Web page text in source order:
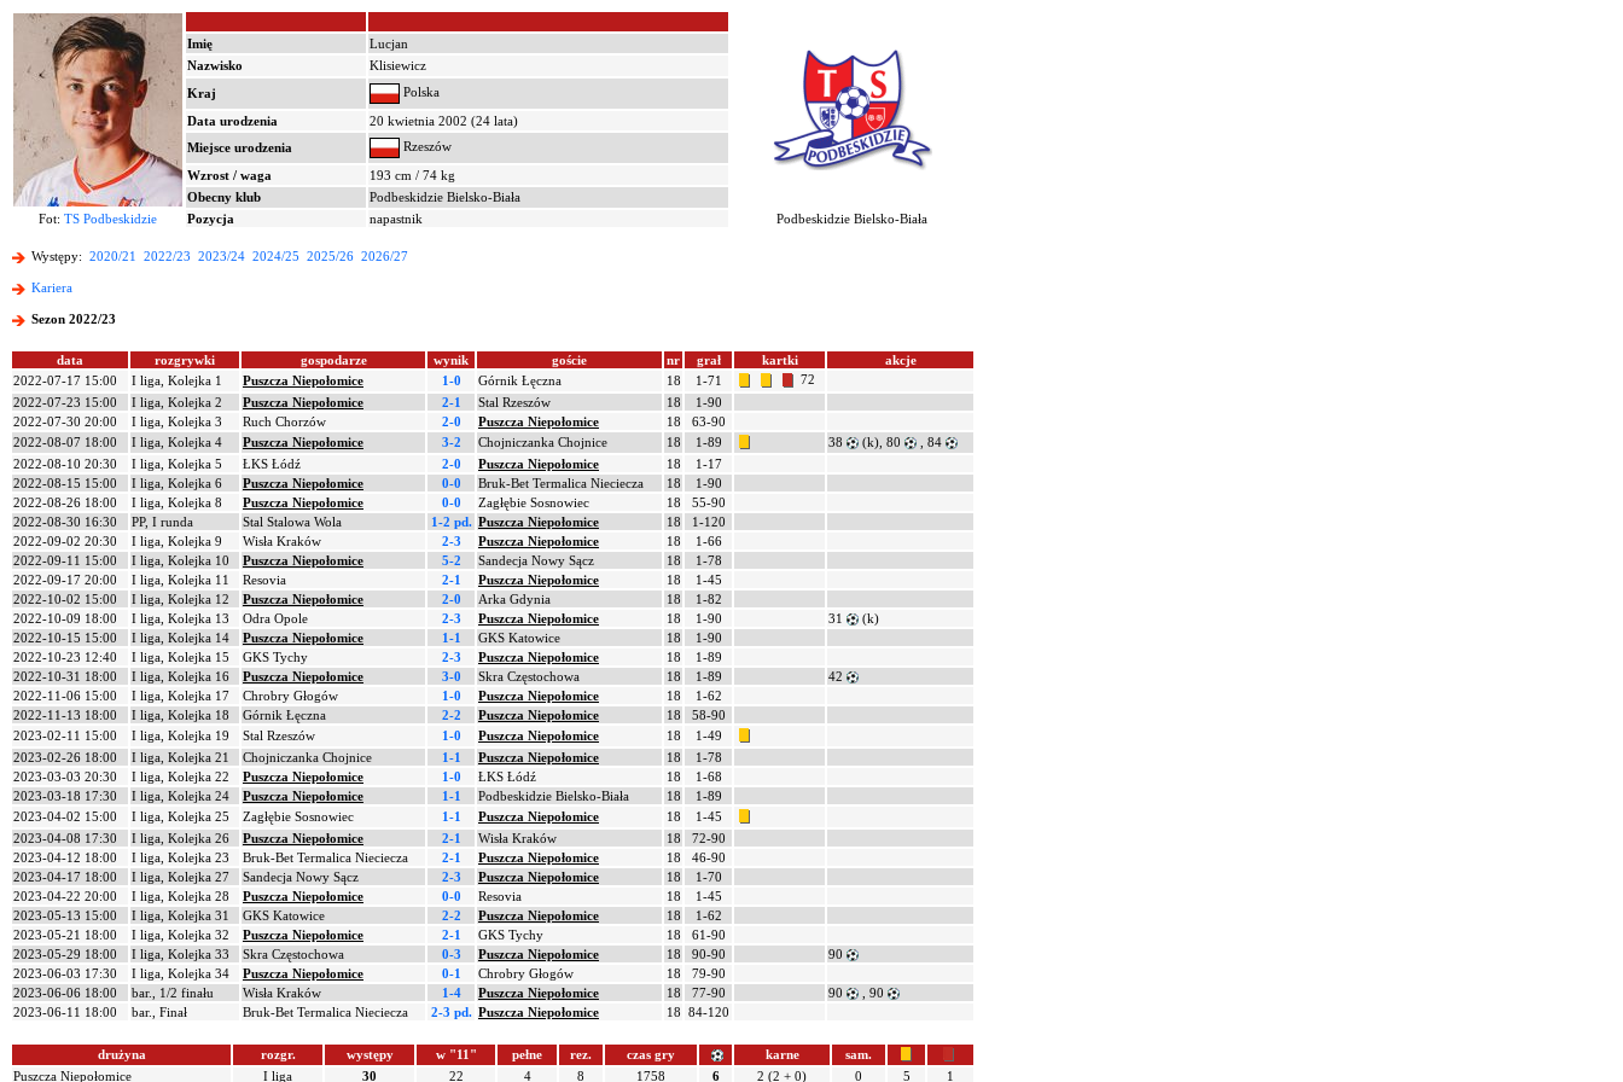
Imię
Lucjan
Nazwisko
Klisiewicz
Kraj
Polska
Data urodzenia
20 kwietnia 2002 (24 lata)
Miejsce urodzenia
Rzeszów
Wzrost / waga
193 cm / 74 kg
Obecny klub
Podbeskidzie Bielsko-Biała
Fot: TS Podbeskidzie Pozycja napastnik Podbeskidzie Bielsko-Biała
Występy: 2020/21 2022/23 2023/24 2024/25 2025/26 2026/27
Kariera
Sezon 2022/23
data rozgrywki gospodarze wynik goście nr grał kartki
akcje
2022-07-17 15:00
I liga, Kolejka 1 Puszcza Niepołomice 1-0 Górnik Łęczna 18 1-71
72
2022-07-23 15:00
I liga, Kolejka 2 Puszcza Niepołomice 2-1 Stal Rzeszów 18
1-90
2022-07-30 20:00
I liga, Kolejka 3 Ruch Chorzów 2-0 Puszcza Niepołomice 18
63-90
2022-08-07 18:00
I liga, Kolejka 4 Puszcza Niepołomice 3-2 Chojniczanka Chojnice 18 1-89 38 (k), 80
, 84
2022-08-10 20:30
I liga, Kolejka 5 ŁKS Łódź 2-0 Puszcza Niepołomice 18
1-17
2022-08-15 15:00
I liga, Kolejka 6 Puszcza Niepołomice 0-0 Bruk-Bet Termalica Nieciecza 18
1-90
2022-08-26 18:00
I liga, Kolejka 8 Puszcza Niepołomice 0-0 Zagłębie Sosnowiec 18
55-90
2022-08-30 16:30
PP, I runda Stal Stalowa Wola 1-2 pd. Puszcza Niepołomice 18
1-120
2022-09-02 20:30
I liga, Kolejka 9 Wisła Kraków 2-3 Puszcza Niepołomice 18
1-66
2022-09-11 15:00
I liga, Kolejka 10 Puszcza Niepołomice 5-2 Sandecja Nowy Sącz 18
1-78
2022-09-17 20:00
I liga, Kolejka 11 Resovia 2-1 Puszcza Niepołomice 18
1-45
2022-10-02 15:00
I liga, Kolejka 12 Puszcza Niepołomice 2-0 Arka Gdynia 18
1-82
2022-10-09 18:00
I liga, Kolejka 13 Odra Opole 2-3 Puszcza Niepołomice 18 1-90 31
(k)
2022-10-15 15:00
I liga, Kolejka 14 Puszcza Niepołomice 1-1 GKS Katowice 18
1-90
2022-10-23 12:40
I liga, Kolejka 15 GKS Tychy 2-3 Puszcza Niepołomice 18
1-89
2022-10-31 18:00
I liga, Kolejka 16 Puszcza Niepołomice 3-0 Skra Częstochowa 18 1-89
42
2022-11-06 15:00
I liga, Kolejka 17 Chrobry Głogów 1-0 Puszcza Niepołomice 18
1-62
2022-11-13 18:00
I liga, Kolejka 18 Górnik Łęczna 2-2 Puszcza Niepołomice 18
58-90
2023-02-11 15:00
I liga, Kolejka 19 Stal Rzeszów 1-0 Puszcza Niepołomice 18
1-49
2023-02-26 18:00
I liga, Kolejka 21 Chojniczanka Chojnice 1-1 Puszcza Niepołomice 18
1-78
2023-03-03 20:30
I liga, Kolejka 22 Puszcza Niepołomice 1-0 ŁKS Łódź 18
1-68
2023-03-18 17:30
I liga, Kolejka 24 Puszcza Niepołomice 1-1 Podbeskidzie Bielsko-Biała 18
1-89
2023-04-02 15:00
I liga, Kolejka 25 Zagłębie Sosnowiec 1-1 Puszcza Niepołomice 18
1-45
2023-04-08 17:30
I liga, Kolejka 26 Puszcza Niepołomice 2-1 Wisła Kraków 18
72-90
2023-04-12 18:00
I liga, Kolejka 23 Bruk-Bet Termalica Nieciecza 2-1 Puszcza Niepołomice 18
46-90
2023-04-17 18:00
I liga, Kolejka 27 Sandecja Nowy Sącz 2-3 Puszcza Niepołomice 18
1-70
2023-04-22 20:00
I liga, Kolejka 28 Puszcza Niepołomice 0-0 Resovia 18
1-45
2023-05-13 15:00
I liga, Kolejka 31 GKS Katowice 2-2 Puszcza Niepołomice 18
1-62
2023-05-21 18:00
I liga, Kolejka 32 Puszcza Niepołomice 2-1 GKS Tychy 18
61-90
2023-05-29 18:00
I liga, Kolejka 33 Skra Częstochowa 0-3 Puszcza Niepołomice 18 90-90
90
2023-06-03 17:30
I liga, Kolejka 34 Puszcza Niepołomice 0-1 Chrobry Głogów 18
79-90
2023-06-06 18:00
bar., 1/2 finału Wisła Kraków 1-4 Puszcza Niepołomice 18 77-90 90
, 90
2023-06-11 18:00
bar., Finał Bruk-Bet Termalica Nieciecza 2-3 pd. Puszcza Niepołomice 18 84-120
drużyna rozgr. występy w "11" pełne rez. czas gry karne
sam.
Puszcza Niepołomice
I liga 30 22 4 8 1758 6 2 (2 + 0) 0 5 1